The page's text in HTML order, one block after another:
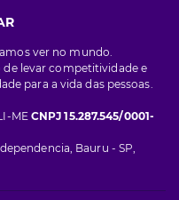
ver no mundo.
levar competitividade e
para a vida das pessoas.
ME CNPJ 15.287.545/0001-
Bauru - SP,